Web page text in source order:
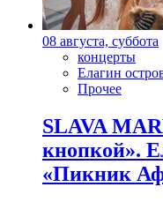
08 августа, суббота
концерты
Елагин
Прочее
SLAVA
кнопкой».
«Пикник